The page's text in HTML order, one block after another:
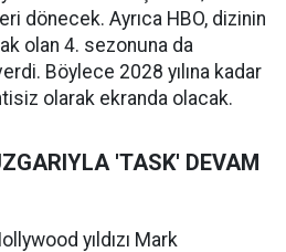
dönecek. Ayrıca HBO, dizinin
olan 4. sezonuna da
Böylece 2028 yılına kadar
olarak ekranda olacak.
'TASK' DEVAM
yıldızı Mark